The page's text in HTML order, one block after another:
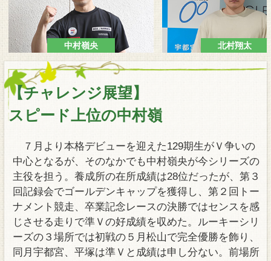
競輪場ガイド
【チャレンジ展望】
スピード上位の中村嶺
７月より本格デビューを迎えた129期生がＶ争いの
中心となるが、そのなかでも中村嶺央が今シリーズの
主役を担う。養成所の在所成績は28位だったが、第３
回記録会でゴールデンキャップを獲得し、第２回トー
ナメント競走、卒業記念レースの決勝ではセンスを感
じさせる走りで準Ｖの好成績を収めた。ルーキーシリ
ーズの３場所では初戦の５月松山で完全優勝を飾り、
同月宇都宮、平塚は準Ｖと成績は申し分ない。前場所
中村嶺央 北村翔太